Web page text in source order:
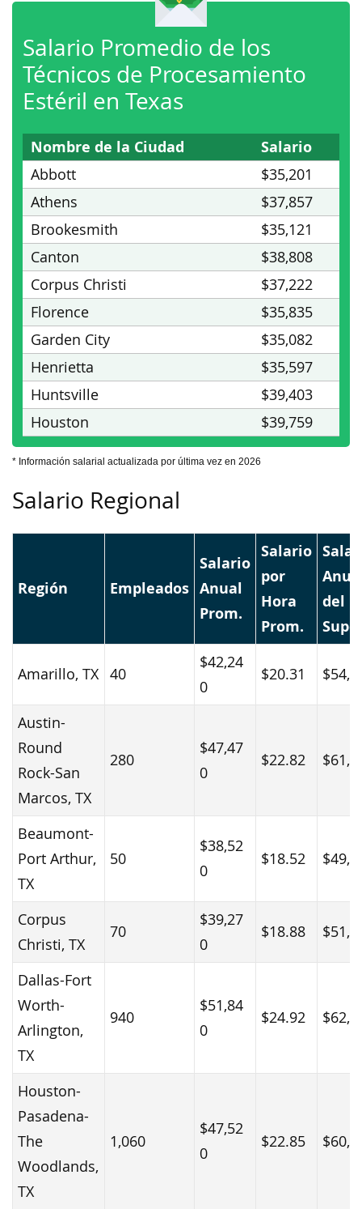
Salario Promedio de los
Técnicos de Procesamiento
Estéril en Texas
Nombre de la Ciudad Salario
Abbott
$35,201
Athens
$37,857
Brookesmith
$35,121
Canton
$38,808
Corpus Christi
$37,222
Florence
$35,835
Garden City
$35,082
Henrietta
$35,597
Huntsville
$39,403
Houston
$39,759
* Información salarial actualizada por última vez en 2026
Salario Regional
Región Empleados
Salario
Anual
Prom.
Salario
por
Hora
Prom.
del
Amarillo, TX 40
$42,24
0
$20.31
Austin-
Round
Rock-San
Marcos, TX
280
$47,47
0
$22.82
Beaumont-
Port Arthur,
TX
50
$38,52
0
$18.52
Corpus
Christi, TX
70
$39,27
0
$18.88
Dallas-Fort
Worth-
Arlington,
TX
940
$51,84
0
$24.92
Houston-
Pasadena-
The
Woodlands,
TX
1,060
$47,52
0
$22.85